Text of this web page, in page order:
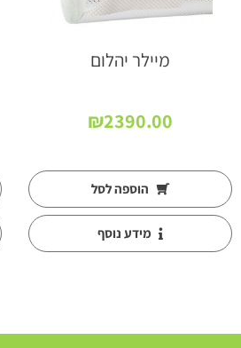
מיילר יהלום
₪2390.00
הוספה לסל
מידע נוסף